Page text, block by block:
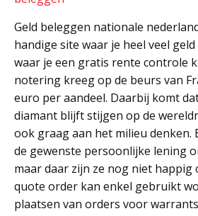
Geld beleggen nationale
handige site waar je heel veel
waar je een gratis rente controle
notering kreeg op de beurs van
euro per aandeel. Daarbij komt
diamant blijft stijgen op de
ook graag aan het milieu denken.
de gewenste persoonlijke lening
maar daar zijn ze nog niet happig
quote order kan enkel gebruikt
plaatsen van orders voor